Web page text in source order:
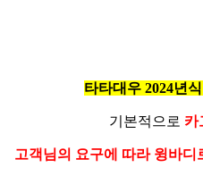
타타대우 2024년
기본적으로 카
고객님의 요구에 따라 윙바디